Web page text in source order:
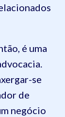
é uma
se
de
negócio